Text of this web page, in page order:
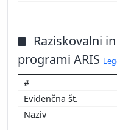
Raziskovalni
programi ARIS